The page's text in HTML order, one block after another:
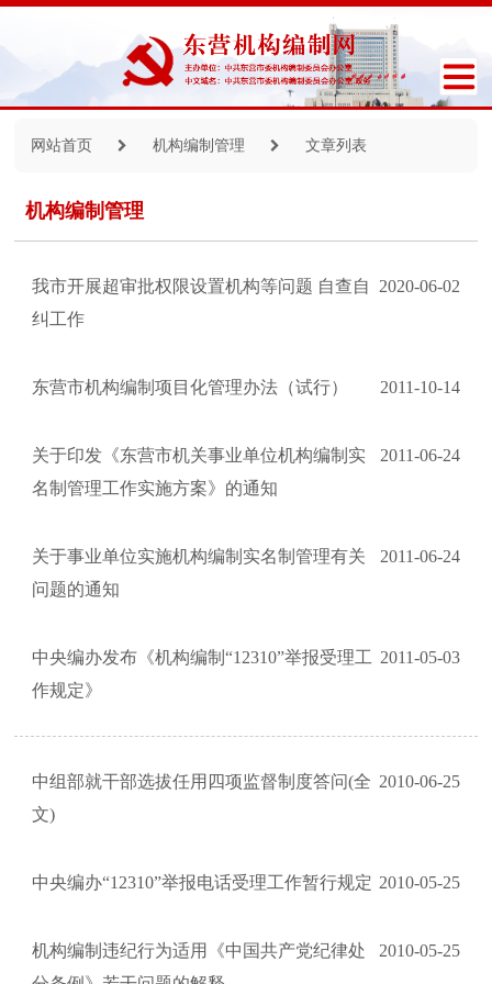
网站首页 机构编制管理 文章列表
机构编制管理
2020-06-02
我市开展超审批权限设置机构等问题 自查自
纠工作
2011-10-14
东营市机构编制项目化管理办法（试行）
2011-06-24
关于印发《东营市机关事业单位机构编制实
名制管理工作实施方案》的通知
2011-06-24
关于事业单位实施机构编制实名制管理有关
问题的通知
2011-05-03
中央编办发布《机构编制“12310”举报受理工
作规定》
2010-06-25
中组部就干部选拔任用四项监督制度答问(全
文)
2010-05-25
中央编办“12310”举报电话受理工作暂行规定
2010-05-25
机构编制违纪行为适用《中国共产党纪律处